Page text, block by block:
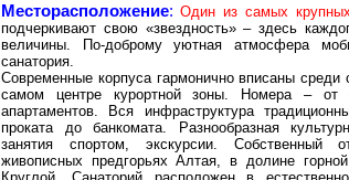
Месторасположение: Один из самых
подчеркивают свою «звездность» – здесь
величины. По-доброму уютная атмосфера
санатория.
Современные корпуса гармонично вписаны среди
самом центре курортной зоны. Номера –
апартаментов. Вся инфраструктура
проката до банкомата. Разнообразная
занятия спортом, экскурсии. Собственный
живописных предгорьях Алтая, в долине